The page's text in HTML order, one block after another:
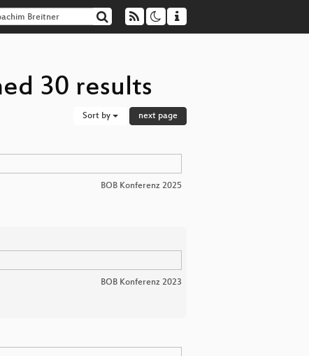
30 results
Sort by next page
BOB Konferenz 2025
BOB Konferenz 2023